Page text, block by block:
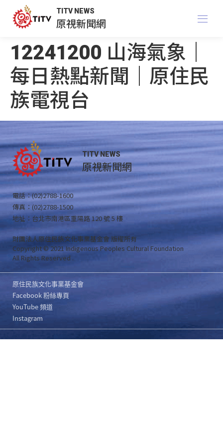
TITV NEWS
原視新聞網
12241200 山海氣象｜
每日熱點新聞｜原住民
族電視台
TITV NEWS
原視新聞網
電話：(02)2788-1600
傳真：(02)2788-1500
地址：台北市南港區重陽路 120 號 5 樓
財團法人原住民族文化事業基金會 版權所有
Copyright © 2021 Indigenous Peoples Cultural Foundation
All Rights Reserved .
原住民族文化事業基金會
Facebook 粉絲專頁
YouTube 頻道
Instagram